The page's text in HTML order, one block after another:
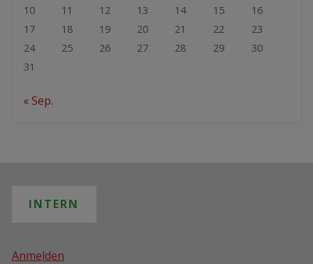
10
11 12 13 14 15
16
17
18 19 20 21 22
23
24
25 26 27 28 29
30
31
« Sep.
INTERN
Anmelden